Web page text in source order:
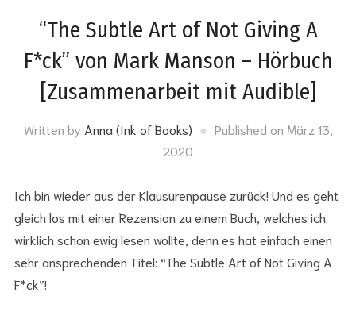
“The Subtle Art of Not Giving A
F*ck” von Mark Manson – Hörbuch
[Zusammenarbeit mit Audible]
Written by Anna (Ink of Books) Published on März 13,
2020
Ich bin wieder aus der Klausurenpause zurück! Und es geht
gleich los mit einer Rezension zu einem Buch, welches ich
wirklich schon ewig lesen wollte, denn es hat einfach einen
sehr ansprechenden Titel: “The Subtle Art of Not Giving A
F*ck”!